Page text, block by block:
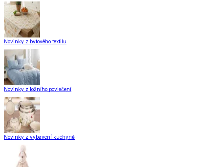
Novinky z bytového textilu
Novinky z ložního povlečení
Novinky z vybavení kuchyně